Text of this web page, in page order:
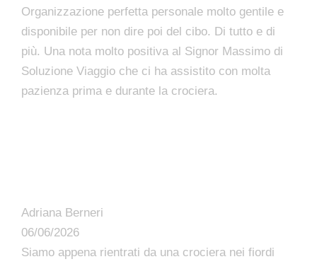
Organizzazione perfetta personale molto gentile e
disponibile per non dire poi del cibo. Di tutto e di
più. Una nota molto positiva al Signor Massimo di
Soluzione Viaggio che ci ha assistito con molta
pazienza prima e durante la crociera.
Adriana Berneri
06/06/2026
Siamo appena rientrati da una crociera nei fiordi